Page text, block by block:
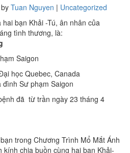
Tuan Nguyen | Uncategorized
bạn Khải -Tú, ân nhân của
tình thương, là:
Saigon
Quebec, Canada
Sư phạm Saigon
đã từ trần ngày 23 tháng 4
trong Chương Trình Mổ Mắt Ánh
chia buồn cùng hai bạn Khải-